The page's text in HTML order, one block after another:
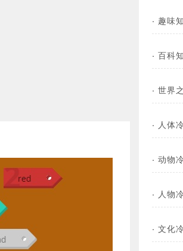
· 趣味
· 百科
· 世界
· 人体
· 动物
· 人物
· 文化